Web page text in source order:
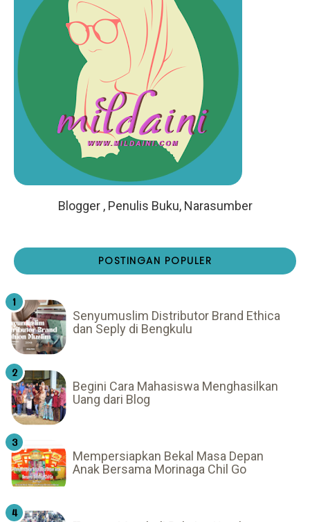
Blogger , Penulis Buku, Narasumber
POSTINGAN POPULER
Senyumuslim Distributor Brand Ethica
dan Seply di Bengkulu
Begini Cara Mahasiswa Menghasilkan
Uang dari Blog
Mempersiapkan Bekal Masa Depan
Anak Bersama Morinaga Chil Go